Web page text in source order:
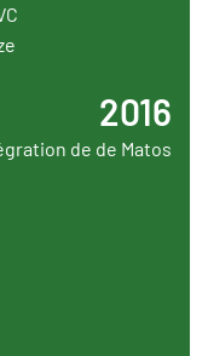
2016
de de Matos